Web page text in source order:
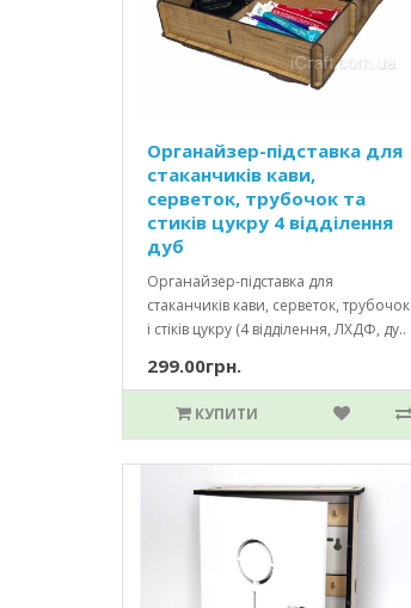
Органайзер-підставка для
стаканчиків кави,
серветок, трубочок та
стиків цукру 4 відділення
дуб
Органайзер-підставка для
стаканчиків кави, серветок, трубочок
і стіків цукру (4 відділення, ЛХДФ, ду..
299.00грн.
КУПИТИ